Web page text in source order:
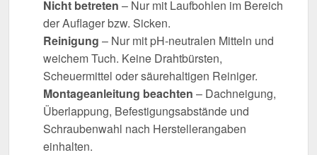
Nicht betreten – Nur mit Laufbohlen im Bereich
der Auflager bzw. Sicken.
Reinigung – Nur mit pH-neutralen Mitteln und
weichem Tuch. Keine Drahtbürsten,
Scheuermittel oder säurehaltigen Reiniger.
Montageanleitung beachten – Dachneigung,
Überlappung, Befestigungsabstände und
Schraubenwahl nach Herstellerangaben
einhalten.